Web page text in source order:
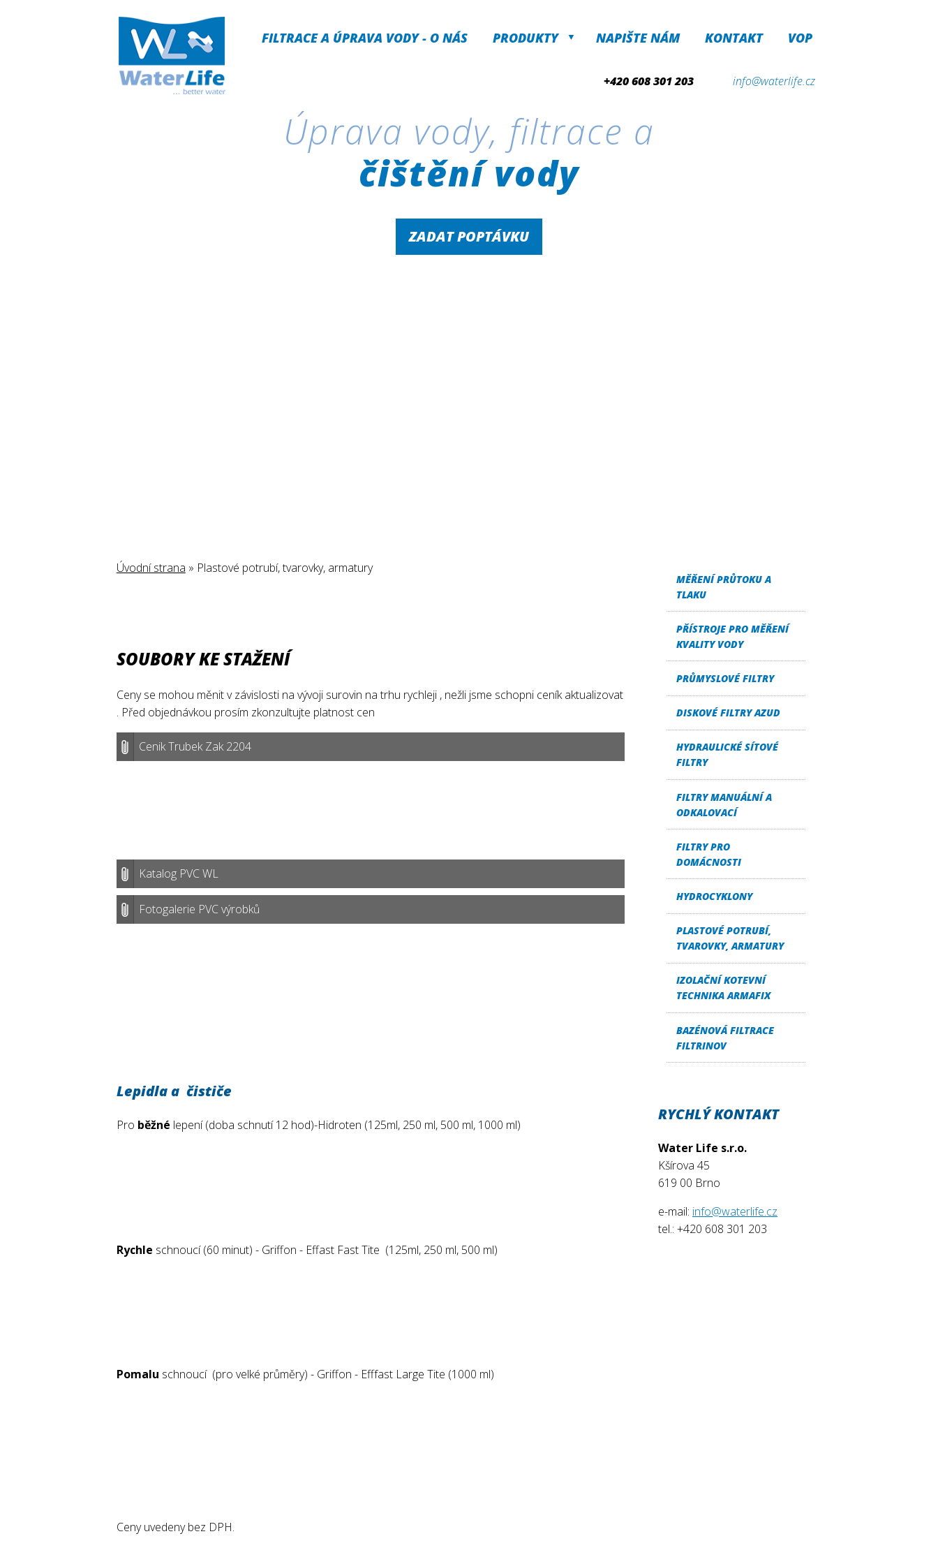
+420 608 301 203 info@waterlife.cz
Úprava vody, filtrace a
čištění vody
ZADAT POPTÁVKU
Úvodní strana » Plastové potrubí, tvarovky, armatury
SOUBORY KE STAŽENÍ
Ceny se mohou měnit v závislosti na vývoji surovin na trhu rychleji , nežli jsme schopni ceník aktualizovat
. Před objednávkou prosím zkonzultujte platnost cen
Cenik Trubek Zak 2204
Katalog PVC WL
Fotogalerie PVC výrobků
Lepidla a čističe
Pro běžné lepení (doba schnutí 12 hod)-Hidroten (125ml, 250 ml, 500 ml, 1000 ml)
Rychle schnoucí (60 minut) - Griffon - Effast Fast Tite (125ml, 250 ml, 500 ml)
Pomalu schnoucí (pro velké průměry) - Griffon - Efffast Large Tite (1000 ml)
Ceny uvedeny bez DPH.
MĚŘENÍ PRŮTOKU A
TLAKU
PŘÍSTROJE PRO MĚŘENÍ
KVALITY VODY
PRŮMYSLOVÉ FILTRY
DISKOVÉ FILTRY AZUD
HYDRAULICKÉ SÍTOVÉ
FILTRY
FILTRY MANUÁLNÍ A
ODKALOVACÍ
FILTRY PRO
DOMÁCNOSTI
HYDROCYKLONY
PLASTOVÉ POTRUBÍ,
TVAROVKY, ARMATURY
IZOLAČNÍ KOTEVNÍ
TECHNIKA ARMAFIX
BAZÉNOVÁ FILTRACE
FILTRINOV
RYCHLÝ KONTAKT
Water Life s.r.o.
Kšírova 45
619 00 Brno
e-mail: info@waterlife.cz
tel.: +420 608 301 203
FILTRACE A ÚPRAVA VODY - O NÁS PRODUKTY NAPIŠTE NÁM KONTAKT VOP